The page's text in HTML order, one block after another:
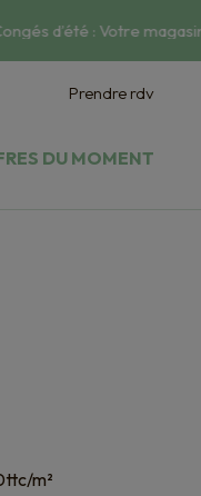
d’été : Votre
Prendre rdv
DU MOMENT
m²